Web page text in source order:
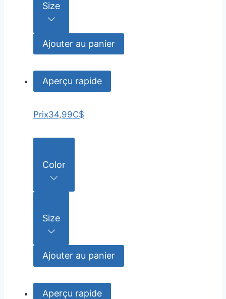
Size
Ajouter au panier
Aperçu rapide
Prix34,99C$
Color
Size
Ajouter au panier
Aperçu rapide